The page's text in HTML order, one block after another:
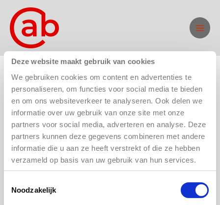
Deze website maakt gebruik van cookies
We gebruiken cookies om content en advertenties te
personaliseren, om functies voor social media te bieden
en om ons websiteverkeer te analyseren. Ook delen we
informatie over uw gebruik van onze site met onze
partners voor social media, adverteren en analyse. Deze
partners kunnen deze gegevens combineren met andere
informatie die u aan ze heeft verstrekt of die ze hebben
verzameld op basis van uw gebruik van hun services.
Noodzakelijk
naar
inhoud
Workshop Kids
Het lijkt erop dat we niet kunnen vinden wat je zoekt.
Misschien kan zoeken helpen.
naar: